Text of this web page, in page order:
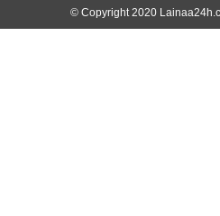
© Copyright 2020